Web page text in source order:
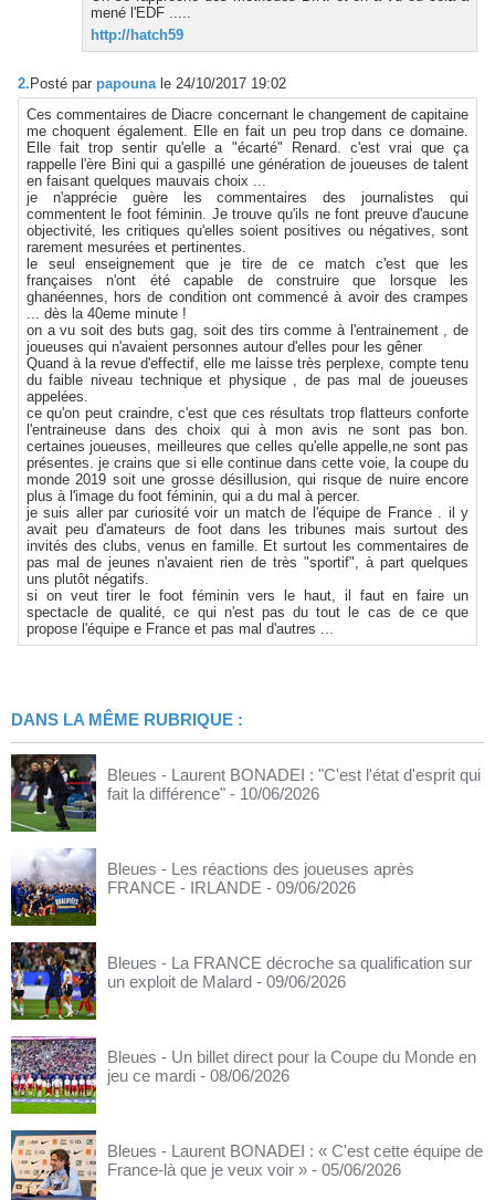
mené l'EDF .....
http://hatch59
2. Posté par papouna le 24/10/2017 19:02
Ces commentaires de Diacre concernant le changement de capitaine
me choquent également. Elle en fait un peu trop dans ce domaine.
Elle fait trop sentir qu'elle a "écarté" Renard. c'est vrai que ça
rappelle l'ère Bini qui a gaspillé une génération de joueuses de talent
en faisant quelques mauvais choix ...
je n'apprécie guère les commentaires des journalistes qui
commentent le foot féminin. Je trouve qu'ils ne font preuve d'aucune
objectivité, les critiques qu'elles soient positives ou négatives, sont
rarement mesurées et pertinentes.
le seul enseignement que je tire de ce match c'est que les
françaises n'ont été capable de construire que lorsque les
ghanéennes, hors de condition ont commencé à avoir des crampes
... dès la 40eme minute !
on a vu soit des buts gag, soit des tirs comme à l'entrainement , de
joueuses qui n'avaient personnes autour d'elles pour les gêner
Quand à la revue d'effectif, elle me laisse très perplexe, compte tenu
du faible niveau technique et physique , de pas mal de joueuses
appelées.
ce qu'on peut craindre, c'est que ces résultats trop flatteurs conforte
l'entraineuse dans des choix qui à mon avis ne sont pas bon.
certaines joueuses, meilleures que celles qu'elle appelle,ne sont pas
présentes. je crains que si elle continue dans cette voie, la coupe du
monde 2019 soit une grosse désillusion, qui risque de nuire encore
plus à l'image du foot féminin, qui a du mal à percer.
je suis aller par curiosité voir un match de l'équipe de France . il y
avait peu d'amateurs de foot dans les tribunes mais surtout des
invités des clubs, venus en famille. Et surtout les commentaires de
pas mal de jeunes n'avaient rien de très "sportif", à part quelques
uns plutôt négatifs.
si on veut tirer le foot féminin vers le haut, il faut en faire un
spectacle de qualité, ce qui n'est pas du tout le cas de ce que
propose l'équipe e France et pas mal d'autres ...
DANS LA MÊME RUBRIQUE :
Bleues - Laurent BONADEI : "C'est l'état d'esprit qui
fait la différence" - 10/06/2026
Bleues - Les réactions des joueuses après
FRANCE - IRLANDE - 09/06/2026
Bleues - La FRANCE décroche sa qualification sur
un exploit de Malard - 09/06/2026
Bleues - Un billet direct pour la Coupe du Monde en
jeu ce mardi - 08/06/2026
Bleues - Laurent BONADEI : « C'est cette équipe de
France-là que je veux voir » - 05/06/2026